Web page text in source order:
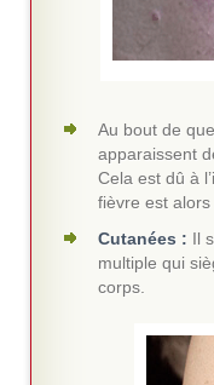
Au bout de
apparaissent
Cela est dû à
fièvre est alors
Cutanées : Il
multiple qui
corps.